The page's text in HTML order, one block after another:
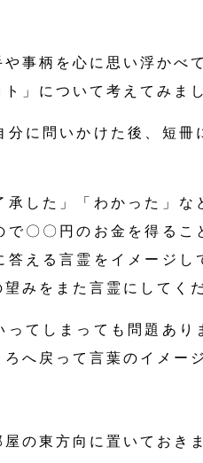
事柄を心に思い浮かべ
」について考えてみま
に問いかけた後、短冊
した」「わかった」な
〇〇円のお金を得る
える言霊をイメージ
みをまた言霊にしてく
てしまっても問題あり
へ戻って言葉のイメー
の東方向に置いておき